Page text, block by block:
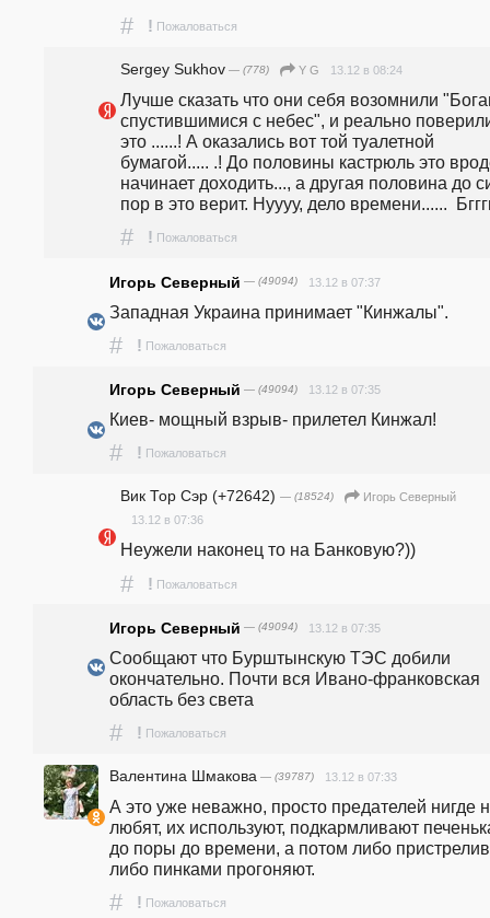
# ! Пожаловаться
Sergey Sukhov — (778) Y G 13.12 в 08:24
Лучше сказать что они себя возомнили
спустившимися с небес", и реально
это ......! А оказались вот той туалетной
бумагой..... .! До половины кастрюль это
начинает доходить..., а другая половина до
пор в это верит. Нуууу, дело времени......
# ! Пожаловаться
Игорь Северный — (49094) 13.12 в 07:37
Западная Украина принимает "Кинжалы".
# ! Пожаловаться
Игорь Северный — (49094) 13.12 в 07:35
Киев- мощный взрыв- прилетел Кинжал!
# ! Пожаловаться
Вик Тор Сэр (+72642) — (18524)
Игорь Северный
13.12 в 07:36
Неужели наконец то на Банковую?))
# ! Пожаловаться
Игорь Северный — (49094) 13.12 в 07:35
Сообщают что Бурштынскую ТЭС добили
окончательно. Почти вся Ивано-франковская
область без света
# ! Пожаловаться
Валентина Шмакова — (39787) 13.12 в 07:33
А это уже неважно, просто предателей нигде
любят, их используют, подкармливают
до поры до времени, а потом либо
либо пинками прогоняют.
# ! Пожаловаться